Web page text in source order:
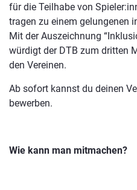
für die Teilhabe von
tragen zu einem gelungenen
Mit der Auszeichnung
würdigt der DTB zum dritten
den Vereinen.
Ab sofort kannst du deinen
bewerben.
Wie kann man mitmachen?